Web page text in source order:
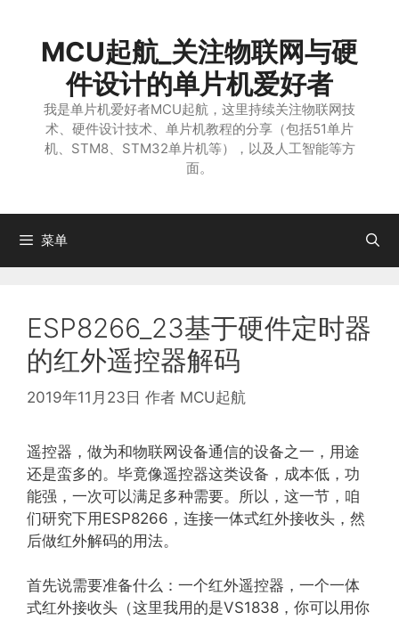
MCU起航_关注物联网与硬
件设计的单片机爱好者
我是单片机爱好者MCU起航，这里持续关注物联网技
术、硬件设计技术、单片机教程的分享（包括51单片
机、STM8、STM32单片机等），以及人工智能等方
面。
菜单
ESP8266_23基于硬件定时器
的红外遥控器解码
2019年11月23日 作者 MCU起航
遥控器，做为和物联网设备通信的设备之一，用途
还是蛮多的。毕竟像遥控器这类设备，成本低，功
能强，一次可以满足多种需要。所以，这一节，咱
们研究下用ESP8266，连接一体式红外接收头，然
后做红外解码的用法。
首先说需要准备什么：一个红外遥控器，一个一体
式红外接收头（这里我用的是VS1838，你可以用你